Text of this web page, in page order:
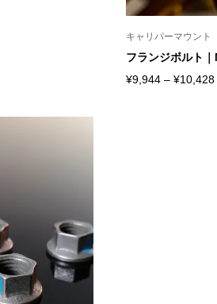
キャリパーマウント
フランジボルト｜
¥9,944 – ¥10,428